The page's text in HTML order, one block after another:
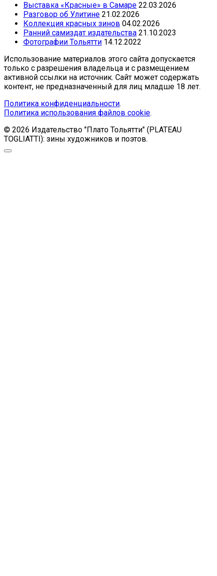
Выставка «Красные» в Самаре 22.03.2026
Разговор об Улитине 21.02.2026
Коллекция красных зинов 04.02.2026
Ранний самиздат издательства 21.10.2023
Фотографии Тольятти 14.12.2022
Использование материалов этого сайта допускается
только с разрешения владельца и с размещением
активной ссылки на источник. Сайт может содержать
контент, не предназначенный для лиц младше 18 лет.
Политика конфиденциальности.
Политика использования файлов cookie.
© 2026 Издательство "Плато Тольятти" (PLATEAU
TOGLIATTI): зины художников и поэтов.